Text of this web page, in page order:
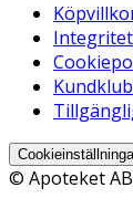
© Apoteket